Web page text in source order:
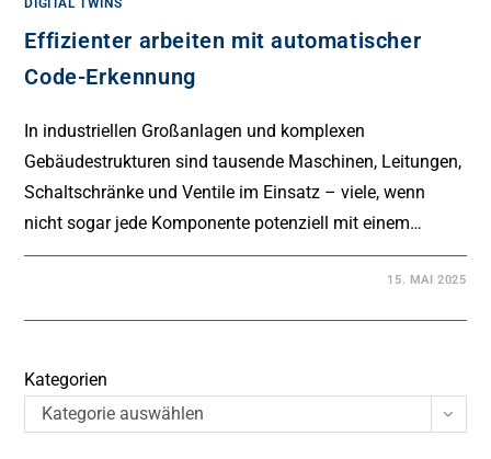
Effizienter arbeiten mit automatischer
Code-Erkennung
In industriellen Großanlagen und komplexen
Gebäudestrukturen sind tausende Maschinen, Leitungen,
Schaltschränke und Ventile im Einsatz – viele, wenn
nicht sogar jede Komponente potenziell mit einem…
15. MAI 2025
Kategorien
Kategorie auswählen